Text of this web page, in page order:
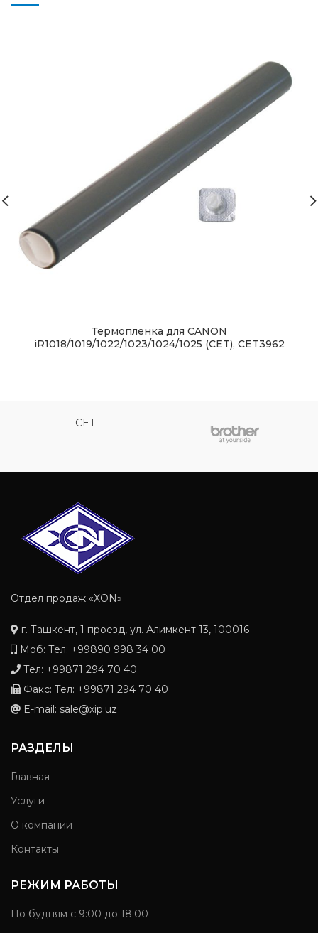
Термопленка для CANON
iR1018/1019/1022/1023/1024/1025 (CET), CET3962
CET
Отдел продаж «XON»
г. Ташкент, 1 проезд, ул. Алимкент 13, 100016
Моб: Тел: +99890 998 34 00
Тел: +99871 294 70 40
Факс: Тел: +99871 294 70 40
E-mail: sale@xip.uz
РАЗДЕЛЫ
Главная
Услуги
О компании
Контакты
РЕЖИМ РАБОТЫ
По будням с 9:00 до 18:00